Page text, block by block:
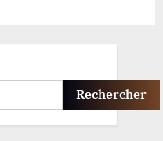
Rechercher